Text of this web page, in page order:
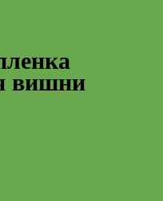
вишни